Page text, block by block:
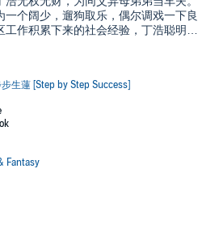
个阔少，遛狗取乐，偶尔调戏一下良
作积累下来的社会经验，丁浩聪明的
笼，去争取自己想要拥有的一切。
無權無財，為同父異母弟弟當車夫。
個闊少，遛狗取樂，偶爾調戲一下良
作積累下來的社會經驗，丁浩聰明的
籠，去爭取自己想要擁有的一切。
is in Mandarin.